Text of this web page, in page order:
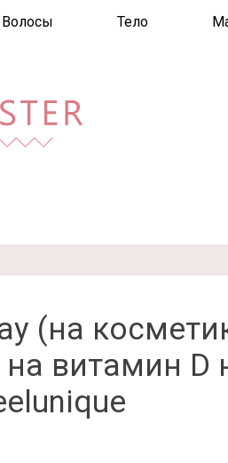
Волосы Тело
(на
на витамин D